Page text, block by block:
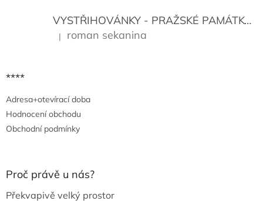
VYSTŘIHOVÁNKY - PRAŽSKÉ PAMÁTKY
Hodnocení produktu je 5 z 5 hvězdiček.
| roman sekanina
****
Adresa+otevírací doba
Hodnocení obchodu
Obchodní podmínky
Proč právě u nás?
Překvapivě velký prostor